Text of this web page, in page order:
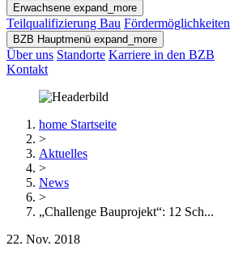
Erwachsene expand_more
Teilqualifizierung Bau Fördermöglichkeiten
BZB Hauptmenü expand_more
Über uns Standorte Karriere in den BZB
Kontakt
home Startseite
>
Aktuelles
>
News
>
„Challenge Bauprojekt“: 12 Sch...
22. Nov. 2018